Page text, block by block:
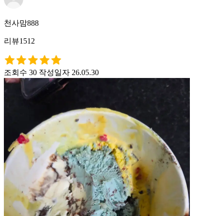
천사맘888
리뷰1512
조회수 30 작성일자 26.05.30